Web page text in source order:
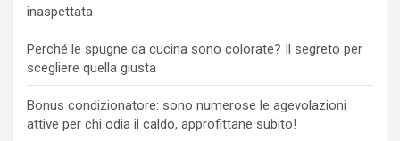
inaspettata
Perché le spugne da cucina sono colorate? Il segreto per
scegliere quella giusta
Bonus condizionatore: sono numerose le agevolazioni
attive per chi odia il caldo, approfittane subito!